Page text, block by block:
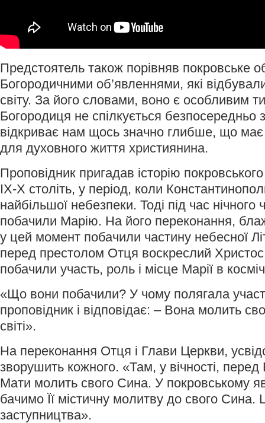
Предстоятель також порівняв покровське
Богородичними об’явленнями, які
світу. За його словами, воно є особливим
Богородиця не спілкується
відкриває нам щось значно глибше, що
для духовного життя християнина.
Проповідник пригадав історію
IX-X століть, у період, коли
найбільшої небезпеки. Тоді під час нічного
побачили Марію. На його переконання,
у цей момент побачили частину небесної
перед престолом Отця воскреслий
побачили участь, роль і місце Марії в
«Що вони побачили? У чому полягала
проповідник і відповідає: – Вона молить
світі».
На переконання Отця і Глави Церкви,
зворушить кожного. «Там, у вічності,
Мати молить свого Сина. У покровському
бачимо Її містичну молитву до свого Сина.
заступництва».